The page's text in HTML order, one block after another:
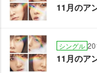
11月のア
シングル
11月のア